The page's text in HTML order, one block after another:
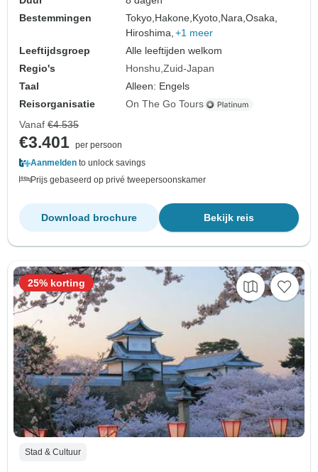
Bestemmingen
Tokyo,Hakone,Kyoto,Nara,Osaka,
Hiroshima, +1 meer
Leeftijdsgroep
Alle leeftijden welkom
Regio's
Honshu Zuid-Japan
Taal
Alleen: Engels
Reisorganisatie
On The Go Tours
Vanaf €4.535
€3.401 per persoon
Aanmelden to unlock savings
Prijs gebaseerd op privé tweepersoonskamer
Bekijk reis
Download brochure
Stad & Cultuur
25% korting